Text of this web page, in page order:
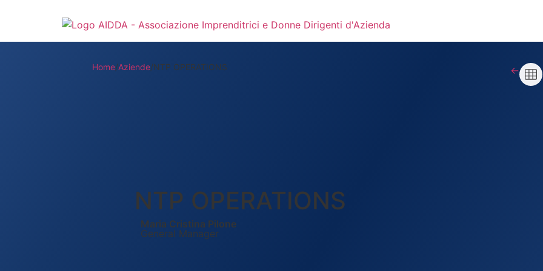
Home/Aziende/NTP OPERATIONS ←
NTP OPERATIONS
Maria Cristina Pilone
General Manager